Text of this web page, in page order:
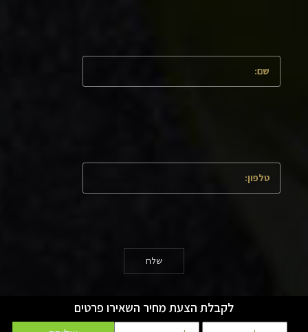
לקבלת הצעת מחיר השאירו פרטים
שלח